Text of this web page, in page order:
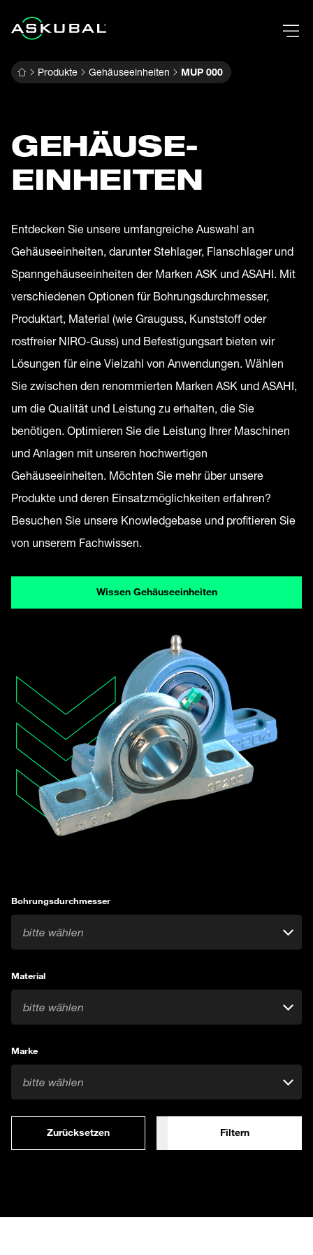
Produkte Gehäuseeinheiten MUP 000
GEHÄUSE­
EINHEITEN
Entdecken Sie unsere umfangreiche Auswahl an
Gehäuseeinheiten, darunter Stehlager, Flanschlager und
Spanngehäuseeinheiten der Marken ASK und ASAHI. Mit
verschiedenen Optionen für Bohrungsdurchmesser,
Produktart, Material (wie Grauguss, Kunststoff oder
rostfreier NIRO-Guss) und Befestigungsart bieten wir
Lösungen für eine Vielzahl von Anwendungen. Wählen
Sie zwischen den renommierten Marken ASK und ASAHI,
um die Qualität und Leistung zu erhalten, die Sie
benötigen. Optimieren Sie die Leistung Ihrer Maschinen
und Anlagen mit unseren hochwertigen
Gehäuseeinheiten. Möchten Sie mehr über unsere
Produkte und deren Einsatzmöglichkeiten erfahren?
Besuchen Sie unsere Knowledgebase und profitieren Sie
von unserem Fachwissen.
Wissen Gehäuseeinheiten
Bohrungsdurchmesser
bitte wählen
Material
bitte wählen
Marke
bitte wählen
Zurücksetzen Filtern